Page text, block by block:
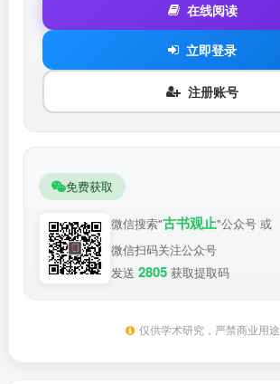
在线阅读
立即登录
注册账号
免费获取
微信搜索"古书观止"公众号 或
微信扫码关注公众号
发送 2805 获取提取码
仅供学术研究，严禁商业用途